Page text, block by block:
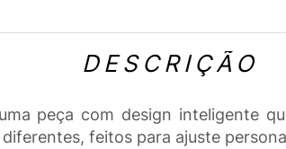
DESCRIÇÃO
peça com design inteligente
feitos para ajuste